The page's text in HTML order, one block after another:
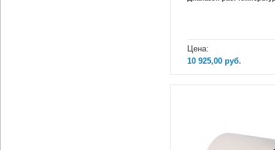
Цена:
10 925,00 руб.